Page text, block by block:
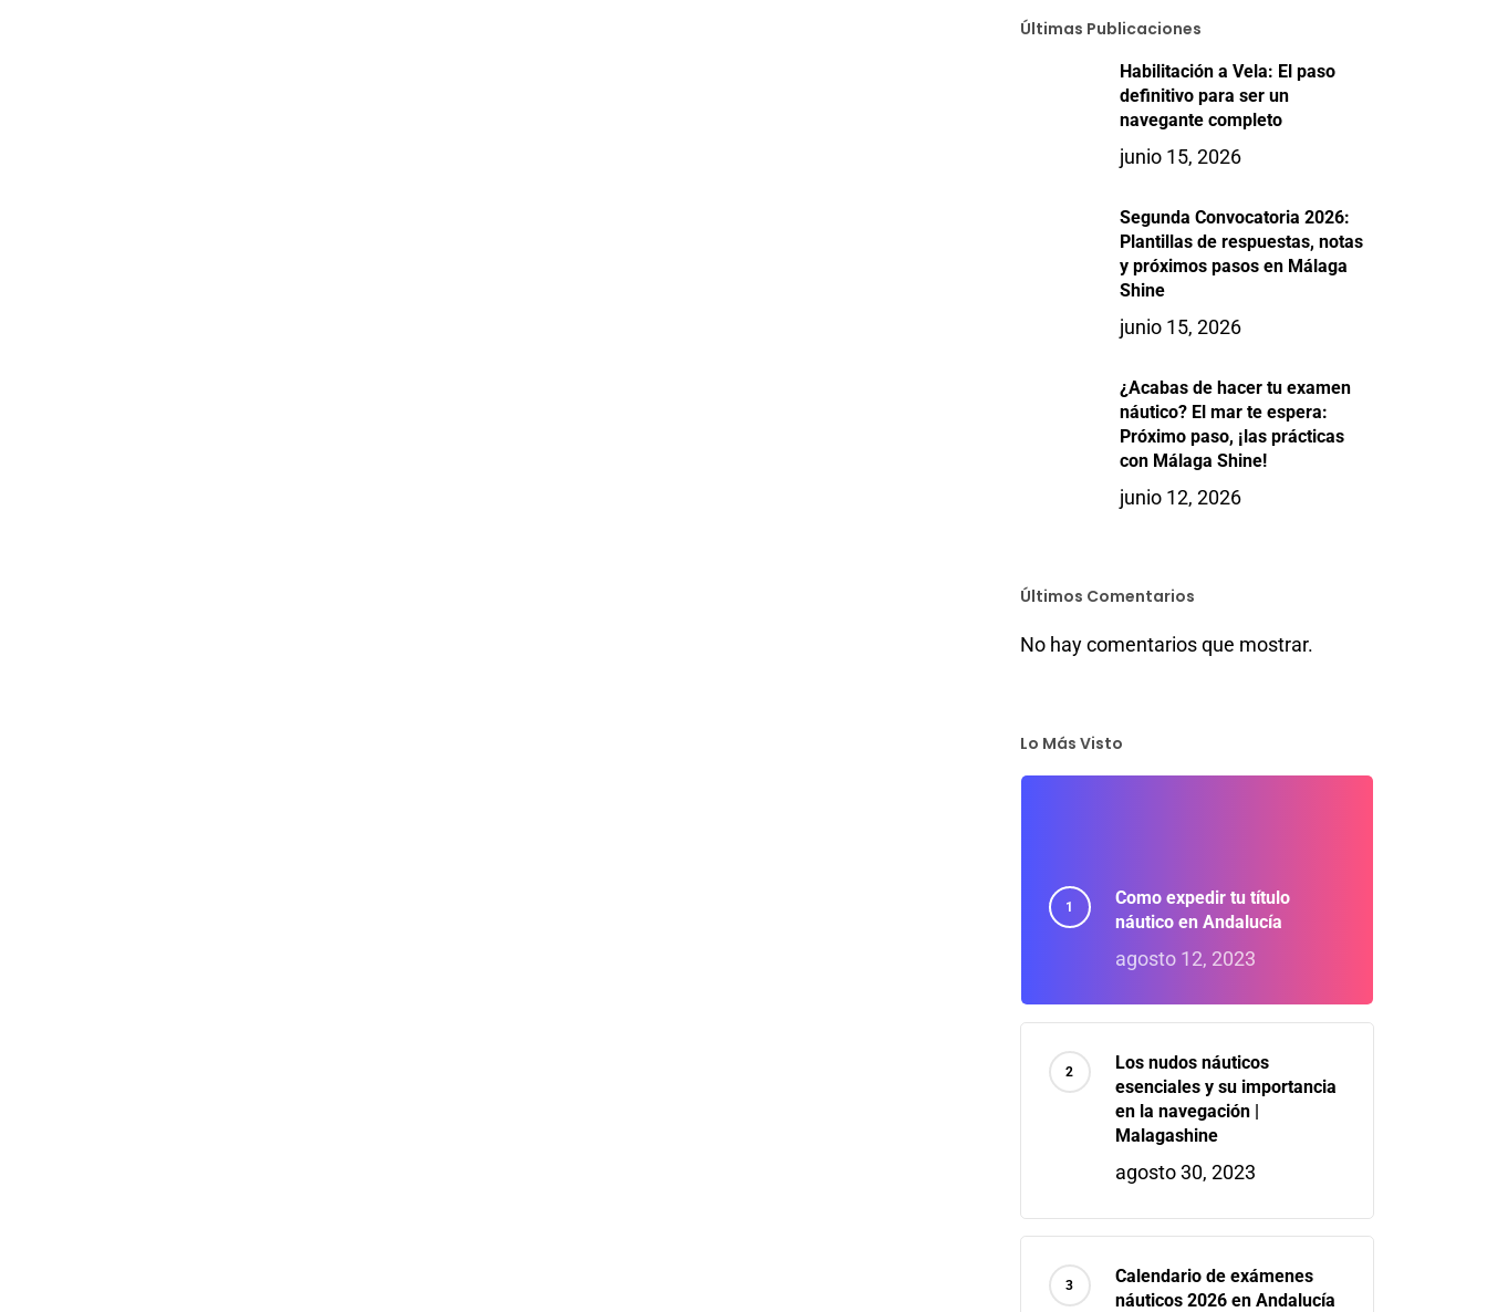
Últimas Publicaciones
Habilitación a Vela: El paso
definitivo para ser un
navegante completo
junio 15, 2026
Segunda Convocatoria 2026:
Plantillas de respuestas, notas
y próximos pasos en Málaga
Shine
junio 15, 2026
¿Acabas de hacer tu examen
náutico? El mar te espera:
Próximo paso, ¡las prácticas
con Málaga Shine!
junio 12, 2026
Últimos Comentarios
No hay comentarios que mostrar.
Lo Más Visto
Como expedir tu título
náutico en Andalucía
agosto 12, 2023
Los nudos náuticos
esenciales y su importancia
en la navegación |
Malagashine
agosto 30, 2023
Calendario de exámenes
náuticos 2026 en Andalucía